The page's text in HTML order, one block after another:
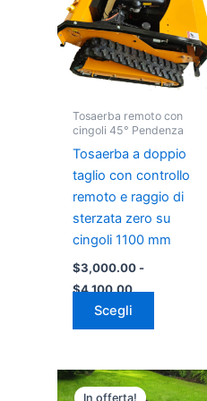
Tosaerba remoto con
cingoli 45° Pendenza
Tosaerba a doppio
taglio con controllo
remoto e raggio di
sterzata zero su
cingoli 1100 mm
$3,000.00 -
$4,100.00
$3,000.00
a
$4,100.00
Scegli
più
varianti.
Le
opzioni
essere
scelte
nella
pagina
del
prodotto
In offerta!
Fascia
di
Questo